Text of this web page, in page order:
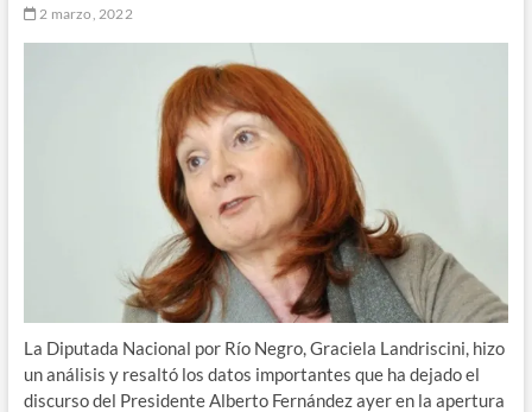
2 marzo, 2022
La Diputada Nacional por Río Negro,Graciela Landriscini, hizo
un análisis y resaltó los datos importantes que ha dejado el
discurso del Presidente Alberto Fernández ayer en la apertura